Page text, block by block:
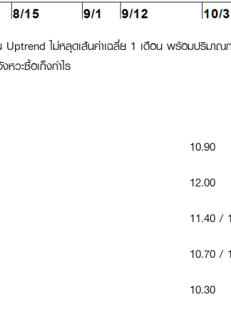
ไม่หลุดเส้นค่าเฉลี่ย 1 เดือน พร้อมปริมา
วะซื้อเก็งกำไร
10.90
12.00
11.40 /
10.70 /
10.30